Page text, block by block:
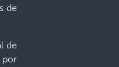
de
de
por